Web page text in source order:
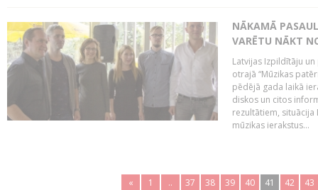
NĀKAMĀ
VARĒTU NĀKT
Latvijas Izpildītāju
otrajā “Mūzikas
pēdējā gada laikā
diskos un citos
rezultātiem, situācija
mūzikas ierakstus...
« 1 .. 37 38 39 40 41 42 43